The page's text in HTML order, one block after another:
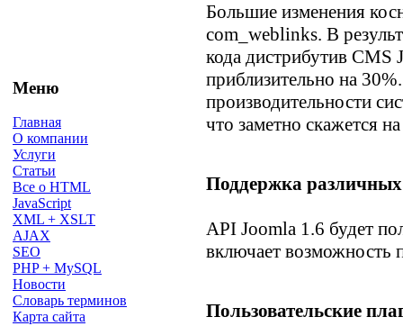
Меню
Главная
О компании
Услуги
Статьи
Все о HTML
JavaScript
XML + XSLT
AJAX
SEO
PHP + MySQL
Новости
Словарь терминов
Карта сайта
Большие изменения
com_weblinks. В
кода дистрибутив
приблизительно на
производительности
что заметно скажется
Поддержка
API Joomla 1.6 будет
включает возможность
Пользовательские